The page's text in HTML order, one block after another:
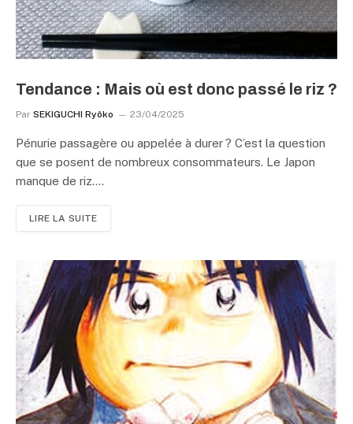
Tendance : Mais où est donc passé le riz ?
Par SEKIGUCHI Ryôko 23/04/2025
Pénurie passagère ou appelée à durer ? C’est la question
que se posent de nombreux consommateurs. Le Japon
manque de riz.…
LIRE LA SUITE